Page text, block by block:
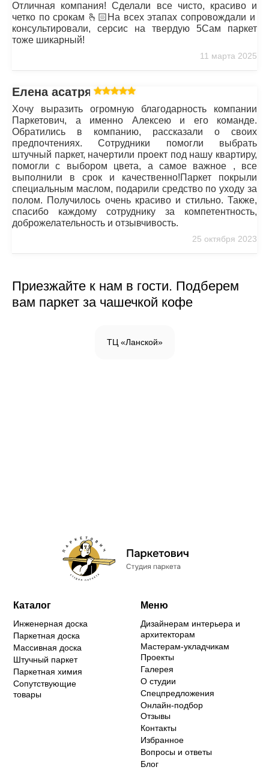
Отличная компания! Сделали все чисто, красиво и
четко по срокам 🫰🏻На всех этапах сопровождали и
консультировали, серсис на твердую 5Сам паркет
тоже шикарный!
11 марта 2025
Елена асатрян
Хочу выразить огромную благодарность компании
Паркетович, а именно Алексею и его команде.
Обратились в компанию, рассказали о своих
предпочтениях. Сотрудники помогли выбрать
штучный паркет, начертили проект под нашу квартиру,
помогли с выбором цвета, а самое важное , все
выполнили в срок и качественно!Паркет покрыли
специальным маслом, подарили средство по уходу за
полом. Получилось очень красиво и стильно. Также,
спасибо каждому сотруднику за компетентность,
доброжелательность и отзывчивость.
25 октября 2023
Приезжайте к нам в гости. Подберем
вам паркет за чашечкой кофе
ТЦ «Ланской»
Каталог
Инженерная доска
Паркетная доска
Массивная доска
Штучный паркет
Паркетная химия
Сопутствующие
товары
Меню
Дизайнерам интерьера и
архитекторам
Мастерам-укладчикам
Проекты
Галерея
О студии
Спецпредложения
Онлайн-подбор
Отзывы
Контакты
Избранное
Вопросы и ответы
Блог